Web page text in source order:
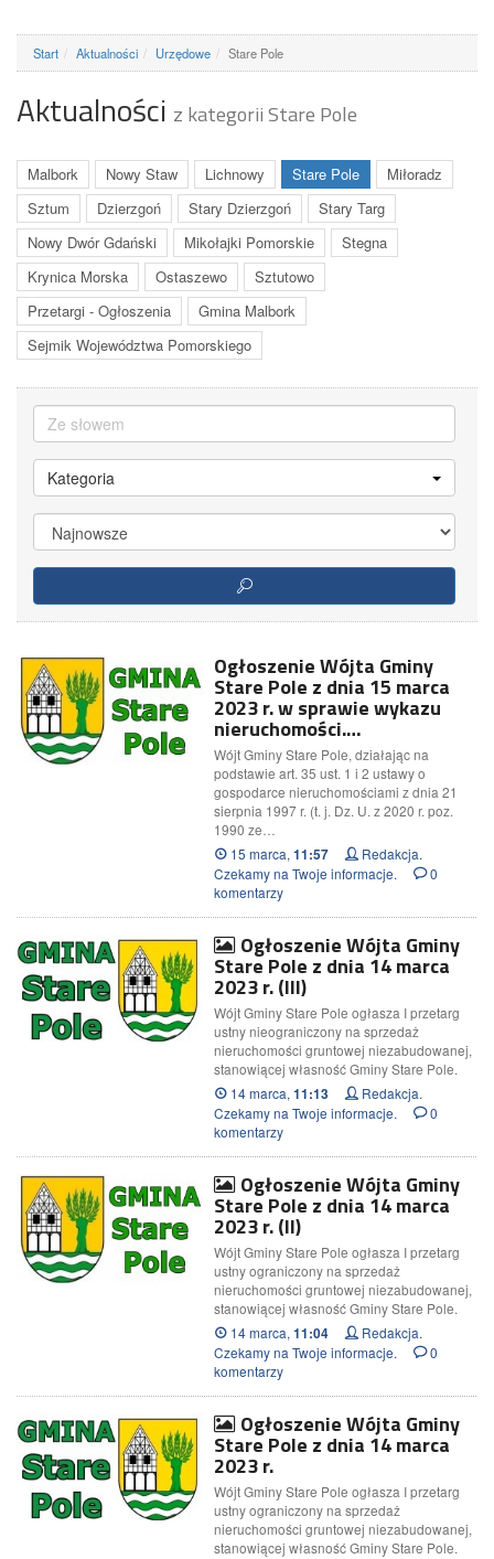
Start Aktualności Urzędowe Stare Pole
Aktualności z kategorii Stare Pole
Malbork Nowy Staw Lichnowy Stare Pole
Miłoradz
Sztum
Dzierzgoń Stary Dzierzgoń
Stary Targ
Nowy Dwór Gdański
Mikołajki Pomorskie
Stegna
Krynica Morska
Ostaszewo
Sztutowo
Przetargi - Ogłoszenia
Gmina Malbork
Sejmik Województwa Pomorskiego
Kategoria
Ogłoszenie Wójta Gminy
Stare Pole z dnia 15 marca
2023 r. w sprawie wykazu
nieruchomości.…
Wójt Gminy Stare Pole, działając na
podstawie art. 35 ust. 1 i 2 ustawy o
gospodarce nieruchomościami z dnia 21
sierpnia 1997 r. (t. j. Dz. U. z 2020 r. poz.
1990 ze…
15 marca, 11:57
Redakcja.
Czekamy na Twoje informacje.
0
komentarzy
Ogłoszenie Wójta Gminy
Stare Pole z dnia 14 marca
2023 r. (III)
Wójt Gminy Stare Pole ogłasza I przetarg
ustny nieograniczony na sprzedaż
nieruchomości gruntowej niezabudowanej,
stanowiącej własność Gminy Stare Pole.
14 marca, 11:13
Redakcja.
Czekamy na Twoje informacje.
0
komentarzy
Ogłoszenie Wójta Gminy
Stare Pole z dnia 14 marca
2023 r. (II)
Wójt Gminy Stare Pole ogłasza I przetarg
ustny ograniczony na sprzedaż
nieruchomości gruntowej niezabudowanej,
stanowiącej własność Gminy Stare Pole.
14 marca, 11:04
Redakcja.
Czekamy na Twoje informacje.
0
komentarzy
Ogłoszenie Wójta Gminy
Stare Pole z dnia 14 marca
2023 r.
Wójt Gminy Stare Pole ogłasza I przetarg
ustny ograniczony na sprzedaż
nieruchomości gruntowej niezabudowanej,
stanowiącej własność Gminy Stare Pole.